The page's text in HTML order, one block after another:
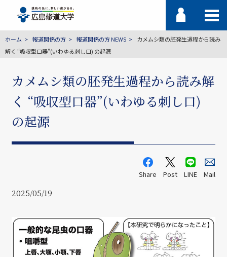
ホーム 報道関係の方 報道関係の方 NEWS
カメムシ類の胚発生過程から読み
解く “吸収型口器”(いわゆる刺し口) の起源
カメムシ類の胚発生過程から読み解
く “吸収型口器”(いわゆる刺し口)
の起源
Share Post LINE Mail
2025/05/19